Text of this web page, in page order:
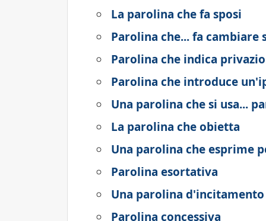
La parolina che fa sposi
Parolina che... fa cambiare
Parolina che indica
Parolina che introduce
Una parolina che si usa...
La parolina che obietta
Una parolina che esprime
Parolina esortativa
Una parolina d'incitamento
Parolina concessiva